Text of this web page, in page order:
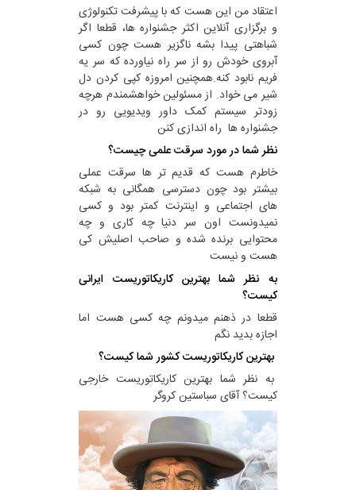
اعتقاد من این هست که با پیشرفت تکنولوژی
و برگزاری آنلاین اکثر جشنواره ها، قطعا اگر
شباهتی پیدا بشه ناگزیر هست چون کسی
آبروی خودش رو از سر راه نیاورده که سر یه
فریم نابود کنه.همچنین امروزه کپی کردن دل
شیر می خواد. از مسئولین خواهشمندم هرچه
زودتر سیستم کمک داور ویدیویی رو در
جشنواره ها راه اندازی کنن
نظر شما در مورد سرقت علمی چیست؟
خاطرم هست که قدیم تر ها سرقت عملی
بیشتر بود چون دسترسی همگانی به شبکه
های اجتماعی و اینترنت کمتر بود و کسی
نمیدونست اون سر دنیا چه کاری و چه
محتوایی برنده شده و صاحب اصلیش کی
هست و نیست
به نظر شما بهترین کاریکاتوریست ایرانی
کیست؟
قطعا در ذهنم میدونم چه کسی هست اما
اجازه بدید نگم
بهترین کاریکاتوریست کشور شما کیست؟
به نظر شما بهترین کاریکاتوریست خارجی
کیست؟ آقای سباستین کروگر